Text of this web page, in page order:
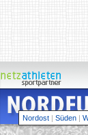
Nordost | Süden |